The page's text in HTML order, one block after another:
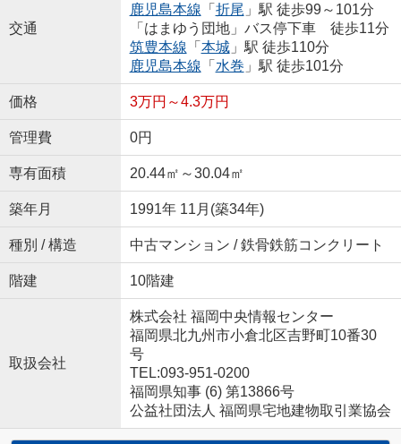
交通
鹿児島本線 「 折尾 」駅 徒歩99～101分
「はまゆう団地」バス停下車 徒歩11分
筑豊本線 「 本城」駅 徒歩110分
鹿児島本線 「 水巻 」駅 徒歩101分
価格 3万円～4.3万円
管理費 0円
専有面積 20.44㎡～30.04㎡
築年月 1991年 11月(築34年)
種別 / 構造 中古マンション / 鉄骨鉄筋コンクリート
階建 10階建
取扱会社
株式会社 福岡中央情報センター
福岡県北九州市小倉北区吉野町10番30
号
TEL:093-951-0200
福岡県知事 (6) 第13866号
公益社団法人 福岡県宅地建物取引業協会